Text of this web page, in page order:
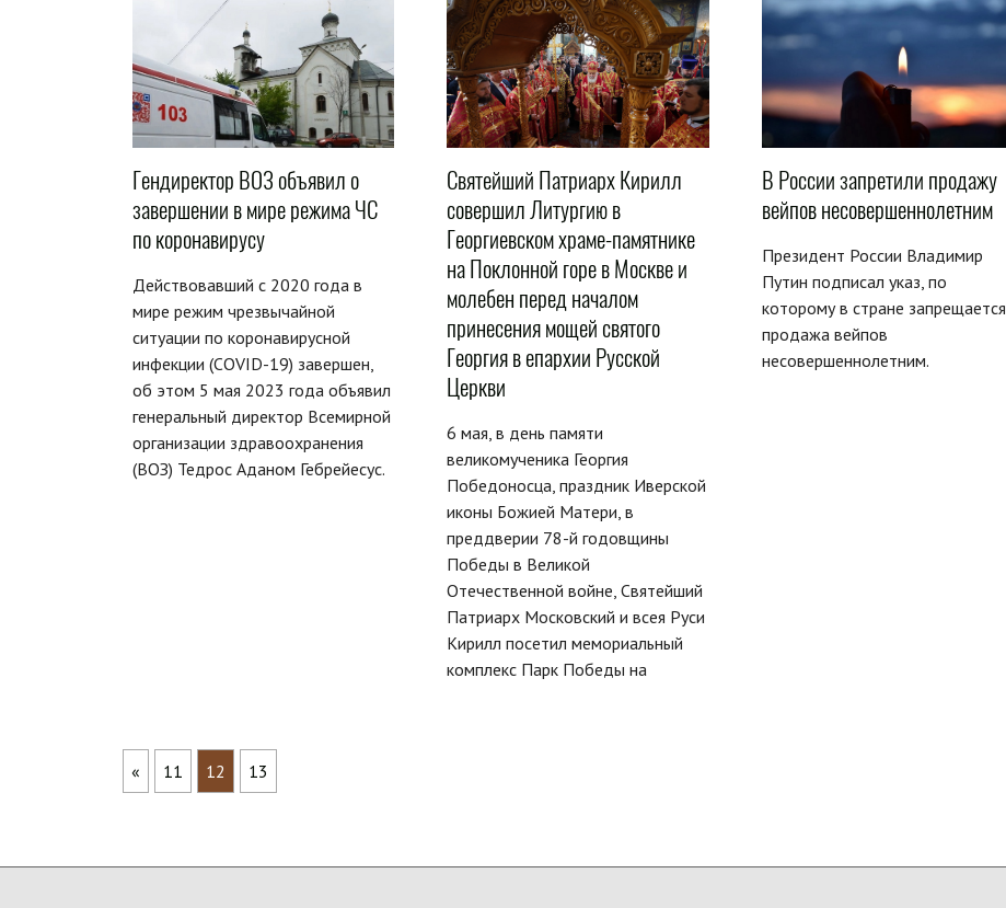
Гендиректор ВОЗ объявил о
завершении в мире режима ЧС
по коронавирусу
Действовавший с 2020 года в
мире режим чрезвычайной
ситуации по коронавирусной
инфекции (COVID-19) завершен,
об этом 5 мая 2023 года объявил
генеральный директор Всемирной
организации здравоохранения
(ВОЗ) Тедрос Аданом Гебрейесус.
Святейший Патриарх Кирилл
совершил Литургию в
Георгиевском храме-памятнике
на Поклонной горе в Москве и
молебен перед началом
принесения мощей святого
Георгия в епархии Русской
Церкви
6 мая, в день памяти
великомученика Георгия
Победоносца, праздник Иверской
иконы Божией Матери, в
преддверии 78-й годовщины
Победы в Великой
Отечественной войне, Святейший
Патриарх Московский и всея Руси
Кирилл посетил мемориальный
комплекс Парк Победы на
В России запретили продажу
вейпов несовершеннолетним
Президент России Владимир
Путин подписал указ, по
которому в стране запрещается
продажа вейпов
несовершеннолетним.
« 11 12 13